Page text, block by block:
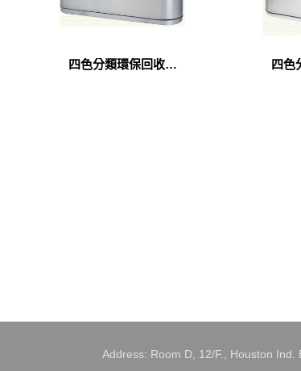
四色分類環保回收箱
四色
Address: Room D, 12/F., Houston Ind.